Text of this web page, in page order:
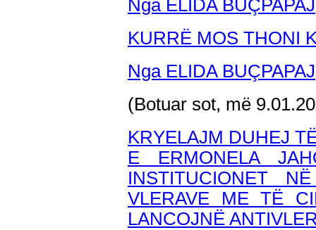
Nga ELIDA BUÇPAPAJ
KURRË MOS THONI
Nga ELIDA BUÇPAPAJ
(Botuar sot, më
KRYELAJM DUHEJ
E ERMONELA
INSTITUCIONET
VLERAVE ME TË
LANCOJNË